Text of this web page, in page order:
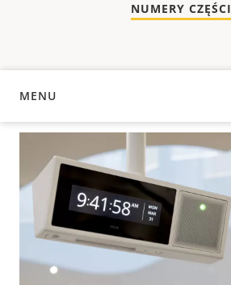
NUMERY CZĘŚCI
MENU
INFORMACJE OGÓLNE